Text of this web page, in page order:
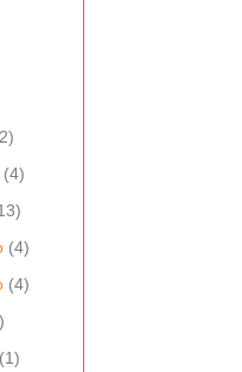
(4)
(4)
(4)
(1)